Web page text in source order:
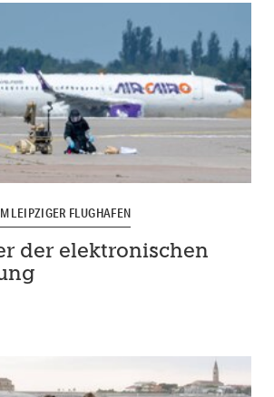
LEIPZIGER FLUGHAFEN
der elektronischen